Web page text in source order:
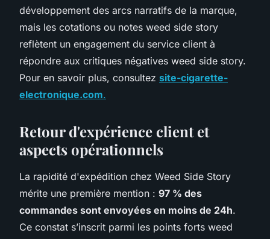
développement des arcs narratifs de la marque,
mais les cotations ou notes weed side story
reflètent un engagement du service client à
répondre aux critiques négatives weed side story.
Pour en savoir plus, consultez site-cigarette-
electronique.com.
Retour d'expérience client et
aspects opérationnels
La rapidité d'expédition chez Weed Side Story
mérite une première mention : 97 % des
commandes sont envoyées en moins de 24h.
Ce constat s’inscrit parmi les points forts weed